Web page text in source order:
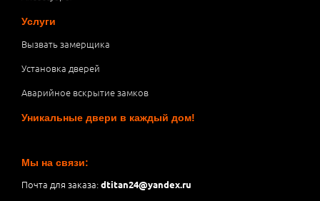
Услуги
Вызвать замерщика
Установка дверей
Аварийное вскрытие замков
Уникальные двери в каждый дом!
Мы на связи:
Почта для заказа:dtitan24@yandex.ru